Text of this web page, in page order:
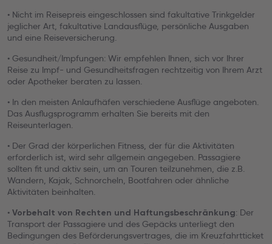
• Nicht im Reisepreis eingeschlossen sind fakultative Trinkgelder
jeglicher Art, fakultative Landausflüge, persönliche Ausgaben
und eine Reiseversicherung.
• Gesundheit/Impfungen: Wir empfehlen Ihnen, sich vor Ihrer
Reise zu Impf- und Gesundheitsfragen rechtzeitig von Ihrem Arzt
oder Apotheker beraten zu lassen.
• In den meisten Anlaufhäfen verschiedene Ausflüge angeboten.
Das Ausflugsprogramm erhalten Sie bereits mit den
Reiseunterlagen.
• Der Grad der körperlichen Fitness, der für die Aktivitäten
erforderlich ist, wird sehr allgemein angegeben. Passagiere
sollten fit und aktiv sein, um an Touren teilzunehmen, die z.B.
Wandern, Kajak, Schnorcheln, Bootfahren oder ähnliche
Aktivitäten beinhalten.
• Vorbehalt von Rechten und Haftungsbeschränkung: Der
Transport der Passagiere und des Gepäcks unterliegt den
Bedingungen des Beförderungsvertrages, die im Kreuzfahrtticket